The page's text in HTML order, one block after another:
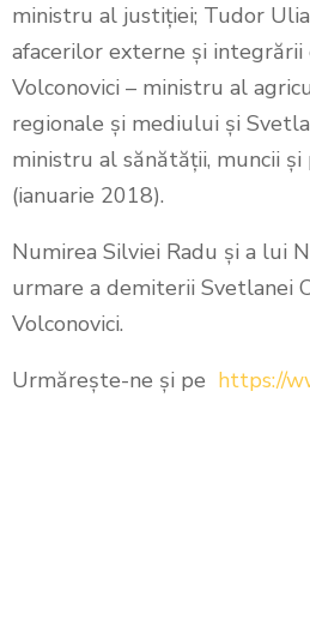
ministru al justiției; Tudor
afacerilor externe și integrării
Volconovici – ministru al
regionale și mediului și
ministru al sănătății, muncii și
(ianuarie 2018).
Numirea Silviei Radu și a lui
urmare a demiterii Svetlanei
Volconovici.
Urmăreşte-ne şi pe https://